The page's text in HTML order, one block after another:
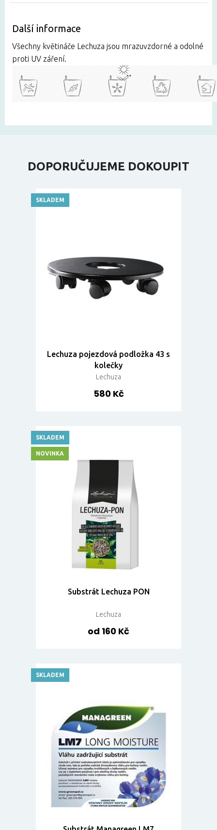
Další informace
Všechny květináče Lechuza jsou mrazuvzdorné a odolné
proti UV záření.
DOPORUČUJEME DOKOUPIT
Lechuza pojezdová podložka 43 s
kolečky
Lechuza
580 Kč
SKLADEM
Substrát Lechuza PON
Lechuza
od 160 Kč
SKLADEM
NOVINKA
SKLADEM